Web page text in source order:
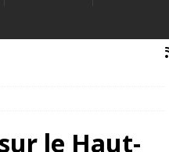
le Haut-